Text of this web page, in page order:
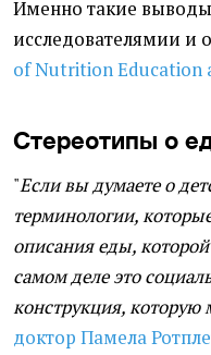
Именно такие
исследователямии и
of Nutrition Education
Стереотипы о
"Если вы думаете о
терминологии,
описания еды,
самом деле это
конструкция, которую
доктор Памела